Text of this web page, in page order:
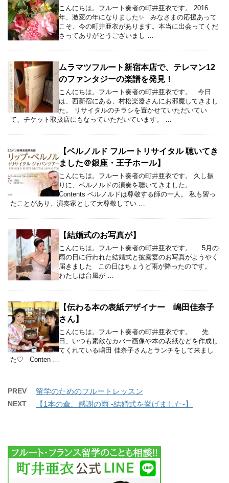
こんにちは。フルート奏者の町井亜衣です。 2016
年、激変の年になりました✨ みなさまの応援あって
こそ、今の町井亜衣があります。本当に出会ってくだ
さってありがとうございまし …
ムラマツフルート新宿本店で、テレマン12
のファンタジーの楽譜を発見！
こんにちは。フルート奏者の町井亜衣です。 今日
は、西新宿にある、村松楽器さんにお邪魔してきまし
た。 リサイタルのチラシを置かせていただいてい
て、チケット取扱店にもなっていただいています。 …
【ベルノルド フルートリサイタル 聴いてき
ました＠銀座・王子ホール】
こんにちは。フルート奏者の町井亜衣です。 久し振
りに、ベルノルドの演奏を聴いてきました。
Contents ベルノルドは尊敬する師の一人。 私も習っ
たことがあり、演奏家として大尊敬してい …
【結婚式のお写真が】
こんにちは。フルート奏者の町井亜衣です。 5月の
雨の日に行われた結婚式と披露宴のお写真がようやく
届きました この日はちょうど雨が降ったのです。
わたしは台風が …
【伝わる本の表紙デザイナー 嶋田佳奈子
さん】
こんにちは。フルート奏者の町井亜衣です。 先
日、いつも素敵なカバー画像や本の表紙などを作成し
てくれている嶋田 佳奈子さんとランチをして来まし
た♡ Conten …
PREV 留学のためのフルートレッスン
NEXT 【1本の傘。感謝の雨 -結婚式を挙げました-】